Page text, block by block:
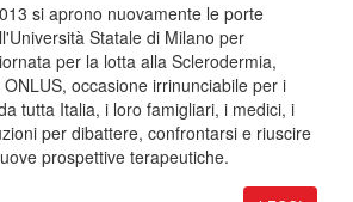
si aprono nuovamente le porte
Statale di Milano per
per la lotta alla Sclerodermia,
occasione irrinunciabile per i
tutta Italia, i loro famigliari, i medici, i
per dibattere, confrontarsi e riuscire
prospettive terapeutiche.